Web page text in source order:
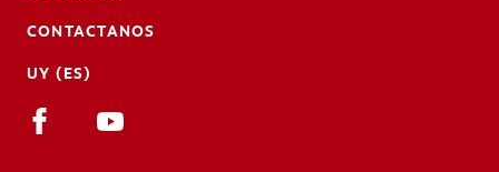
CONTACTANOS
UY (ES)